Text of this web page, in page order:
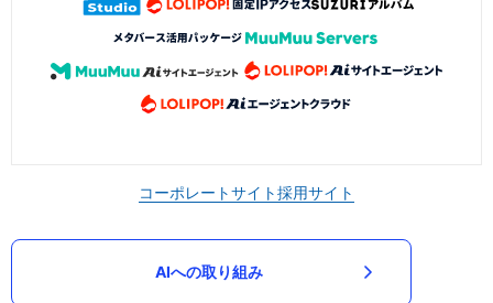
コーポレートサイト採用サイト
AIへの取り組み